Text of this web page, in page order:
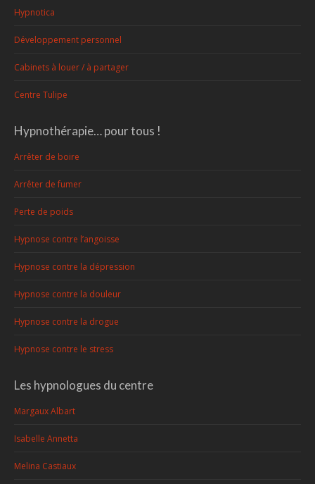
Hypnotica
Développement personnel
Cabinets à louer / à partager
Centre Tulipe
Hypnothérapie… pour tous !
Arrêter de boire
Arrêter de fumer
Perte de poids
Hypnose contre l’angoisse
Hypnose contre la dépression
Hypnose contre la douleur
Hypnose contre la drogue
Hypnose contre le stress
Les hypnologues du centre
Margaux Albart
Isabelle Annetta
Melina Castiaux